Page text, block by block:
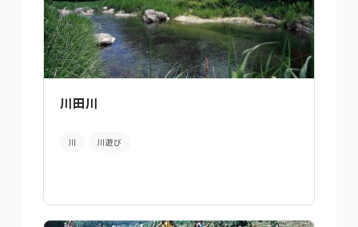
川田川
川 川遊び